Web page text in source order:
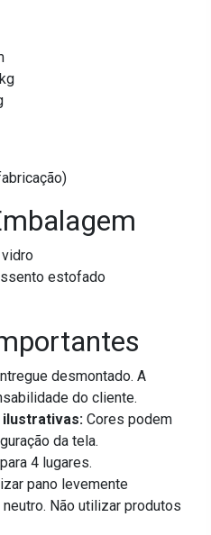
estofado
desmontado. A
do cliente.
ilustrativas: Cores podem
da tela.
4 lugares.
pano levemente
Não utilizar produtos